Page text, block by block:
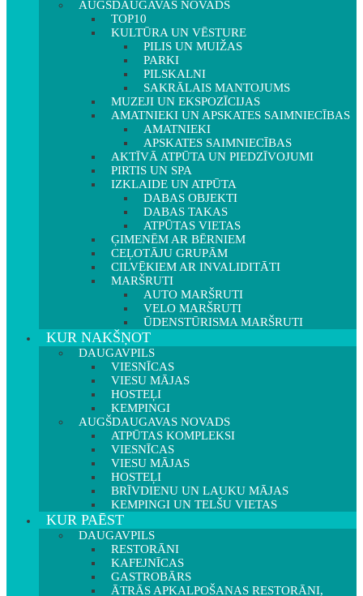
AUGŠDAUGAVAS NOVADS
TOP10
KULTŪRA UN VĒSTURE
PILIS UN MUIŽAS
PARKI
PILSKALNI
SAKRĀLAIS MANTOJUMS
MUZEJI UN EKSPOZĪCIJAS
AMATNIEKI UN APSKATES SAIMNIECĪBAS
AMATNIEKI
APSKATES SAIMNIECĪBAS
AKTĪVĀ ATPŪTA UN PIEDZĪVOJUMI
PIRTIS UN SPA
IZKLAIDE UN ATPŪTA
DABAS OBJEKTI
DABAS TAKAS
ATPŪTAS VIETAS
ĢIMENĒM AR BĒRNIEM
CEĻOTĀJU GRUPĀM
CILVĒKIEM AR INVALIDITĀTI
MARŠRUTI
AUTO MARŠRUTI
VELO MARŠRUTI
ŪDENSTŪRISMA MARŠRUTI
KUR NAKŠŅOT
DAUGAVPILS
VIESNĪCAS
VIESU MĀJAS
HOSTEĻI
KEMPINGI
AUGŠDAUGAVAS NOVADS
ATPŪTAS KOMPLEKSI
VIESNĪCAS
VIESU MĀJAS
HOSTEĻI
BRĪVDIENU UN LAUKU MĀJAS
KEMPINGI UN TELŠU VIETAS
KUR PAĒST
DAUGAVPILS
RESTORĀNI
KAFEJNĪCAS
GASTROBĀRS
ĀTRĀS APKALPOŠANAS RESTORĀNI,